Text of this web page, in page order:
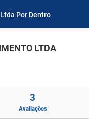
Por Dentro
LTDA
3
Avaliações